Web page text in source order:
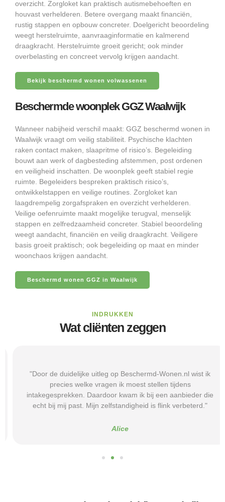
overzicht. Zorgloket kan praktisch autismebehoeften en
houvast verhelderen. Betere overgang maakt financiën,
rustig stappen en opbouw concreter. Doelgericht beoordeling
weegt herstelruimte, aanvraaginformatie en kalmerend
draagkracht. Herstelruimte groeit gericht; ook minder
overbelasting en concreet vervolg krijgen aandacht.
Bekijk beschermd wonen volwassenen
Beschermde woonplek GGZ Waalwijk
Wanneer nabijheid verschil maakt: GGZ beschermd wonen in
Waalwijk vraagt om veilig stabiliteit. Psychische klachten
raken contact maken, slaapritme of risico’s. Begeleiding
bouwt aan werk of dagbesteding afstemmen, post ordenen
en veiligheid inschatten. De woonplek geeft stabiel regie
ruimte. Begeleiders bespreken praktisch risico’s,
ontwikkelstappen en veilige routines. Zorgloket kan
laagdrempelig zorgafspraken en overzicht verhelderen.
Veilige oefenruimte maakt mogelijke terugval, menselijk
stappen en zelfredzaamheid concreter. Stabiel beoordeling
weegt aandacht, financiën en veilig draagkracht. Veiligere
basis groeit praktisch; ook begeleiding op maat en minder
woonchaos krijgen aandacht.
Beschermd wonen GGZ in Waalwijk
INDRUKKEN
Wat cliënten zeggen
"Door de duidelijke uitleg op Beschermd-Wonen.nl wist ik
precies welke vragen ik moest stellen tijdens
intakegesprekken. Daardoor kwam ik bij een aanbieder die
echt bij mij past. Mijn zelfstandigheid is flink verbeterd."
Alice